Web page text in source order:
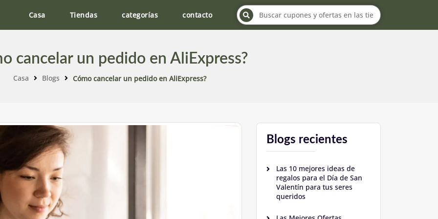
Casa Tiendas categorías contacto
cancelar un pedido en AliExpress?
Casa Blogs Cómo cancelar un pedido en AliExpress?
Blogs recientes
Las 10 mejores ideas de
regalos para el Día de San
Valentín para tus seres
queridos